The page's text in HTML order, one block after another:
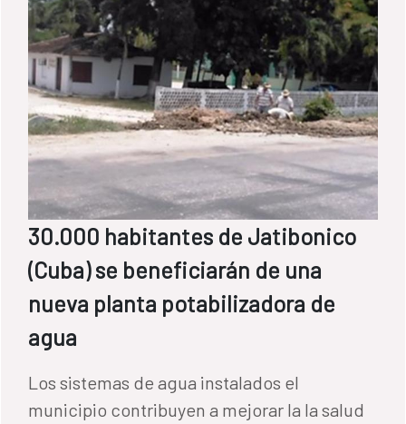
30.000 habitantes de Jatibonico
(Cuba) se beneficiarán de una
nueva planta potabilizadora de
agua
Los sistemas de agua instalados el
municipio contribuyen a mejorar la la salud